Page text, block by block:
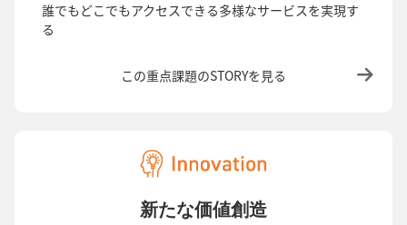
誰でもどこでもアクセスできる多様なサービスを実現す
る
この重点課題のSTORYを見る
新たな価値創造